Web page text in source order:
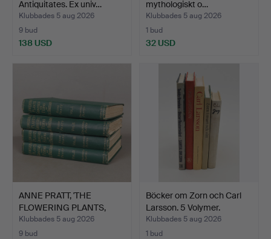
Antiquitates. Ex univ…
Klubbades 5 aug 2026
9 bud
138 USD
mythologiskt o…
Klubbades 5 aug 2026
1 bud
32 USD
ANNE PRATT, 'THE
FLOWERING PLANTS,
GRASSES…
Klubbades 5 aug 2026
9 bud
Böcker om Zorn och Carl
Larsson. 5 Volymer.
Klubbades 5 aug 2026
1 bud